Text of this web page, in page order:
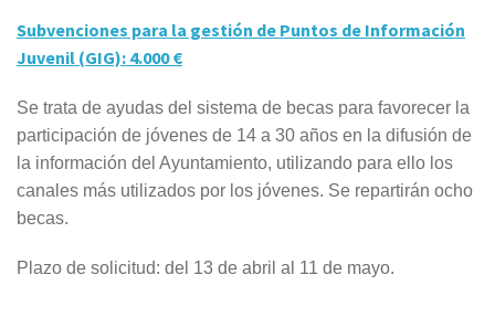
Subvenciones para la gestión de Puntos de Información
Juvenil (GIG): 4.000 €
Se trata de ayudas del sistema de becas para favorecer la
participación de jóvenes de 14 a 30 años en la difusión de
la información del Ayuntamiento, utilizando para ello los
canales más utilizados por los jóvenes. Se repartirán ocho
becas.
Plazo de solicitud: del 13 de abril al 11 de mayo.